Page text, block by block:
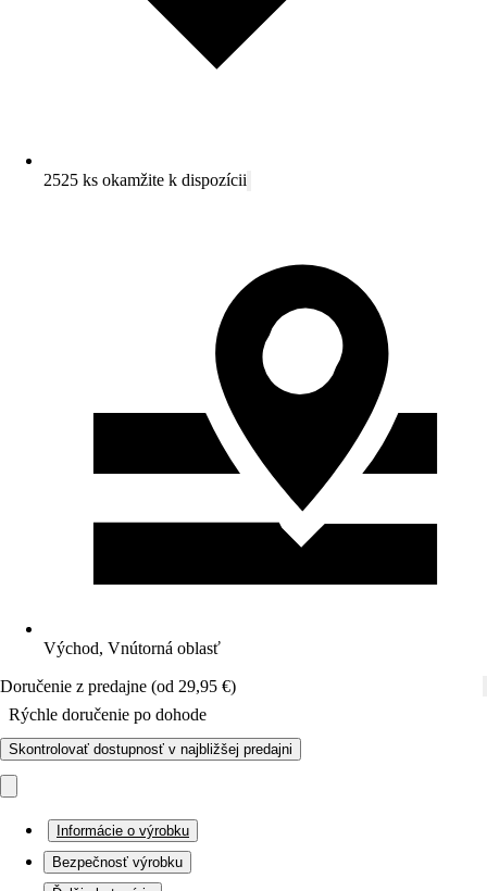
2525 ks okamžite k dispozícii
Východ, Vnútorná oblasť
Doručenie z predajne (od 29,95 €)
Rýchle doručenie po dohode
Skontrolovať dostupnosť v najbližšej predajni
Informácie o výrobku
Bezpečnosť výrobku